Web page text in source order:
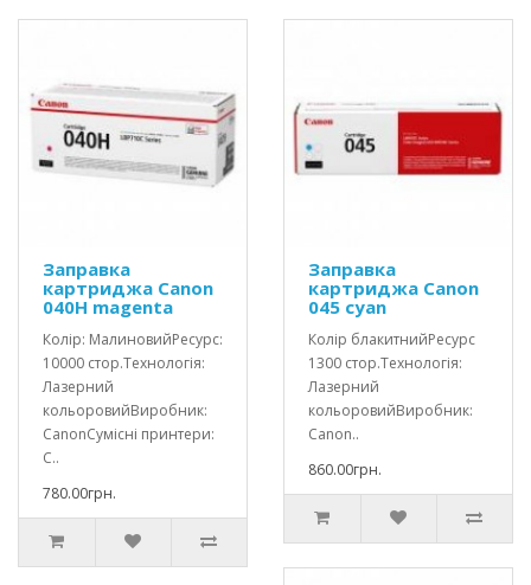
Заправка
картриджа Canon
040H magenta
Колір: МалиновийРесурс:
10000 стор.Технологія:
Лазерний
кольоровийВиробник:
CanonСумісні принтери:
C..
780.00грн.
Заправка
картриджа Canon
045 cyan
Колір блакитнийРесурс
1300 стор.Технологія:
Лазерний
кольоровийВиробник:
Canon..
860.00грн.